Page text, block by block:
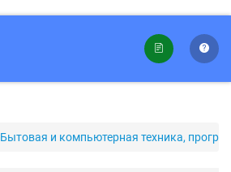
Бытовая и компьютерная техника,